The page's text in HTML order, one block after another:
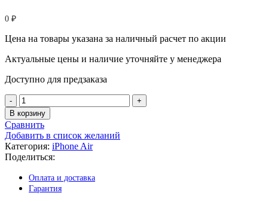
0 ₽
Цена на товары указана за наличный расчет по акции
Актуальные цены и наличие уточняйте у менеджера
Доступно для предзаказа
В корзину
Сравнить
Добавить в список желаний
Категория: iPhone Air
Поделиться:
Оплата и доставка
Гарантия